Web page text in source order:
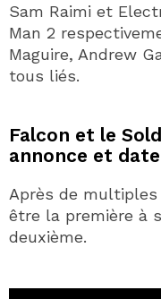
Sam Raimi et
Man 2
Maguire, Andrew
tous liés.
Falcon et le
annonce et
Après de
être la première à
deuxième.